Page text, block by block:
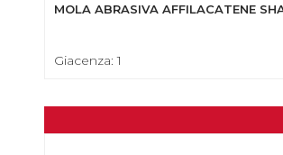
MOLA ABRASIVA AFFILACATENE
Giacenza: 1